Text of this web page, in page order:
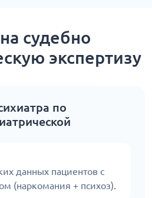
судебно
экспертизу
по
данных пациентов с
(наркомания + психоз).